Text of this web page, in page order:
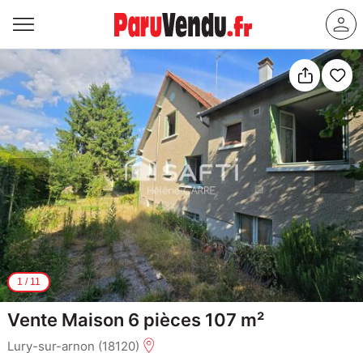
1 / 11
Vente Maison 6 pièces 107 m²
Lury-sur-arnon (18120)